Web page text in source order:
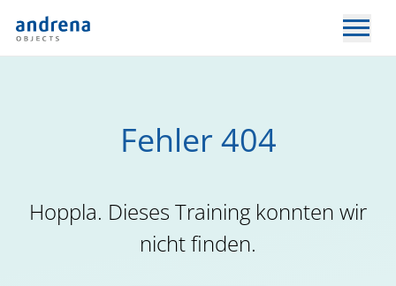
Fehler 404
Hoppla. Dieses Training konnten wir
nicht finden.